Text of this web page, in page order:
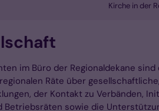
Kirche in der
im Büro der Regionaldekane sind
Räte über
der Kontakt zu Verbänden,
Betriebsräten sowie die